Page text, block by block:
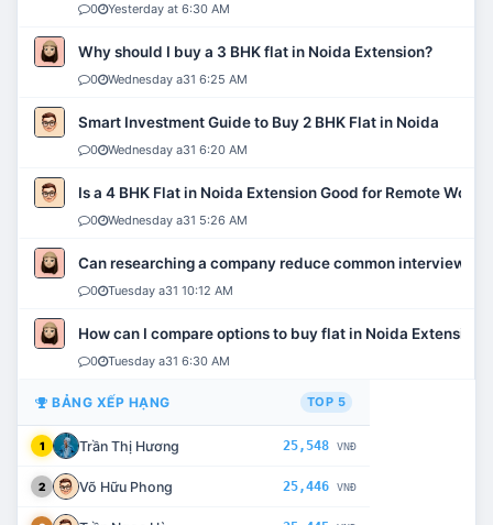
0 Yesterday at 6:30 AM
Why should I buy a 3 BHK flat in Noida Extension?
0 Wednesday a31 6:25 AM
Smart Investment Guide to Buy 2 BHK Flat in Noida
0 Wednesday a31 6:20 AM
Is a 4 BHK Flat in Noida Extension Good for Remote Work?
0 Wednesday a31 5:26 AM
Can researching a company reduce common interview
0 Tuesday a31 10:12 AM
How can I compare options to buy flat in Noida Extension?
0 Tuesday a31 6:30 AM
BẢNG XẾP HẠNG TOP 5
1 Trần Thị Hương 25,548 VNĐ
2 Võ Hữu Phong 25,446 VNĐ